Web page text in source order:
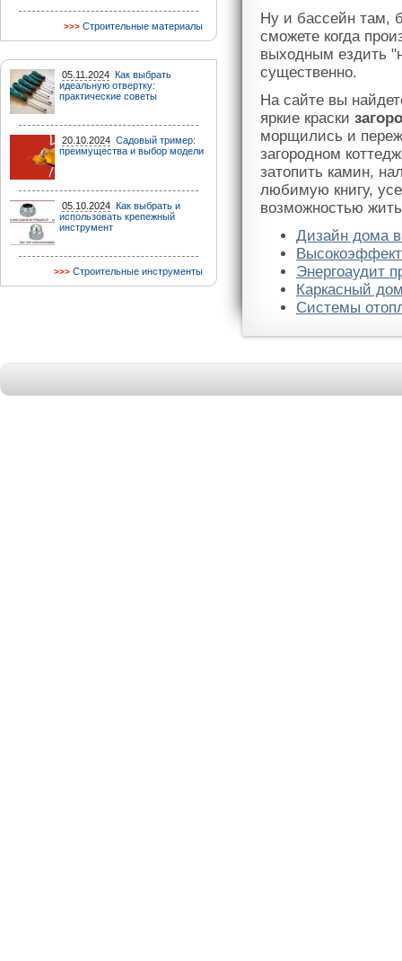
Строительные материалы
05.11.2024 Как выбрать
идеальную отвертку:
практические советы
20.10.2024 Садовый тример:
преимущества и выбор модели
05.10.2024 Как выбрать и
использовать крепежный
инструмент
Строительные инструменты
Ну и бассейн там,
сможете когда
выходным ездить
существенно.
На сайте вы
яркие краски
морщились и
загородном
затопить камин,
любимую книгу,
возможностью
Дизайн дома
Энергоаудит
Каркасный
Системы